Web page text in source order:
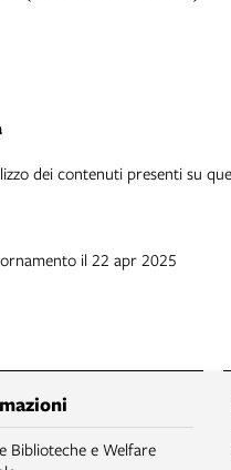
dei contenuti presenti su
il 22 apr 2025
Biblioteche e Welfare